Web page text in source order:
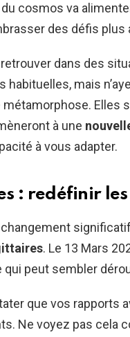
cosmos va
des défis plus
dans des
habituelles, mais
Elles
à une
à vous adapter.
: redéfinir
. Le 13 Mars
qui peut sembler
que vos rapports
Ne voyez pas cela